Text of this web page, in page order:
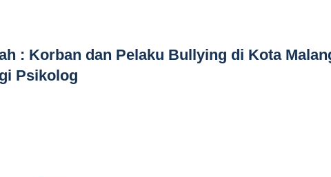
: Korban dan Pelaku Bullying di Kota
Psikolog